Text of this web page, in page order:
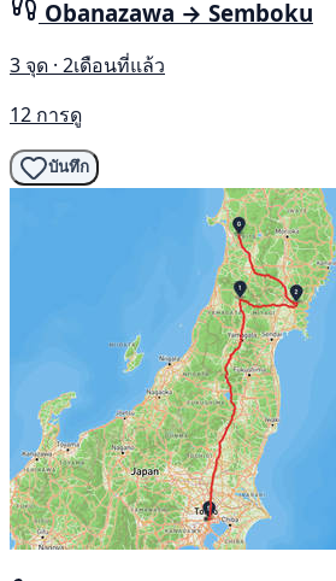
Obanazawa → Semboku
3 จุด · 2เดือนที่แล้ว
12 การดู
บันทึก